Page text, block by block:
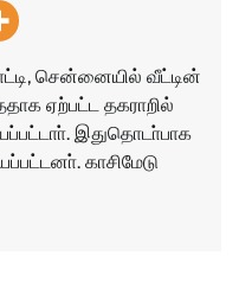
சென்னையில் வீட்டின்
ஏற்பட்ட தகராறில்
இதுதொடா்பாக
காசிமேடு